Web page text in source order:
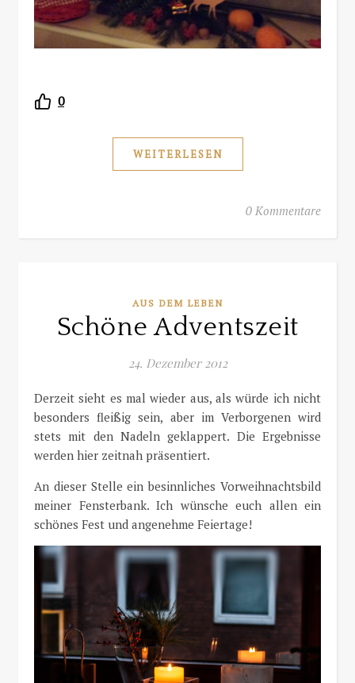
0
WEITERLESEN
0 Kommentare
AUS DEM LEBEN
Schöne Adventszeit
24. Dezember 2012
Derzeit sieht es mal wieder aus, als würde ich nicht
besonders fleißig sein, aber im Verborgenen wird
stets mit den Nadeln geklappert. Die Ergebnisse
werden hier zeitnah präsentiert.
An dieser Stelle ein besinnliches Vorweihnachtsbild
meiner Fensterbank. Ich wünsche euch allen ein
schönes Fest und angenehme Feiertage!